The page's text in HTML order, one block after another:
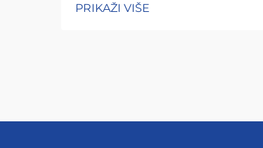
PRIKAŽI VIŠE